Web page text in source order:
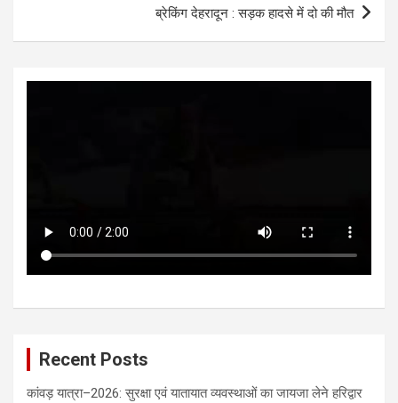
ब्रेकिंग देहरादून : सड़क हादसे में दो की मौत
Recent Posts
कांवड़ यात्रा–2026: सुरक्षा एवं यातायात व्यवस्थाओं का जायजा लेने हरिद्वार